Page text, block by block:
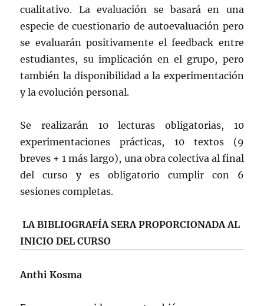
cualitativo. La evaluación se basará en una
especie de cuestionario de autoevaluación pero
se evaluarán positivamente el feedback entre
estudiantes, su implicación en el grupo, pero
también la disponibilidad a la experimentación
y la evolución personal.
Se realizarán 10 lecturas obligatorias, 10
experimentaciones prácticas, 10 textos (9
breves + 1 más largo), una obra colectiva al final
del curso y es obligatorio cumplir con 6
sesiones completas.
LA BIBLIOGRAFÍA SERA PROPORCIONADA AL
INICIO DEL CURSO
Anthi Kosma